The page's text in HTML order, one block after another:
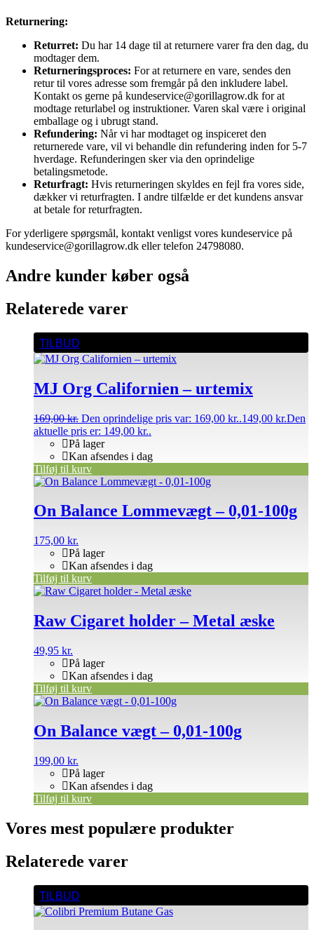
Returnering:
Returret: Du har 14 dage til at returnere varer fra den dag, du
modtager dem.
Returneringsproces: For at returnere en vare, sendes den
retur til vores adresse som fremgår på den inkludere label.
Kontakt os gerne på kundeservice@gorillagrow.dk for at
modtage returlabel og instruktioner. Varen skal være i original
emballage og i ubrugt stand.
Refundering: Når vi har modtaget og inspiceret den
returnerede vare, vil vi behandle din refundering inden for 5-7
hverdage. Refunderingen sker via den oprindelige
betalingsmetode.
Returfragt: Hvis returneringen skyldes en fejl fra vores side,
dækker vi returfragten. I andre tilfælde er det kundens ansvar
at betale for returfragten.
For yderligere spørgsmål, kontakt venligst vores kundeservice på
kundeservice@gorillagrow.dk eller telefon 24798080.
Andre kunder køber også
Relaterede varer
TILBUD
MJ Org Californien – urtemix
169,00kr. Den oprindelige pris var: 169,00 kr..149,00 kr.Den
aktuelle pris er: 149,00 kr..
På lager
Kan afsendes i dag
Tilføj til kurv
On Balance Lommevægt – 0,01-100g
175,00 kr.
På lager
Kan afsendes i dag
Tilføj til kurv
Raw Cigaret holder – Metal æske
49,95 kr.
På lager
Kan afsendes i dag
Tilføj til kurv
On Balance vægt – 0,01-100g
199,00 kr.
På lager
Kan afsendes i dag
Tilføj til kurv
Vores mest populære produkter
Relaterede varer
TILBUD